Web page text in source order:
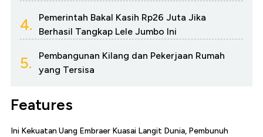
4.
Pemerintah Bakal Kasih Rp26 Juta Jika
Berhasil Tangkap Lele Jumbo Ini
5.
Pembangunan Kilang dan Pekerjaan Rumah
yang Tersisa
Features
Ini Kekuatan Uang Embraer Kuasai Langit Dunia, Pembunuh